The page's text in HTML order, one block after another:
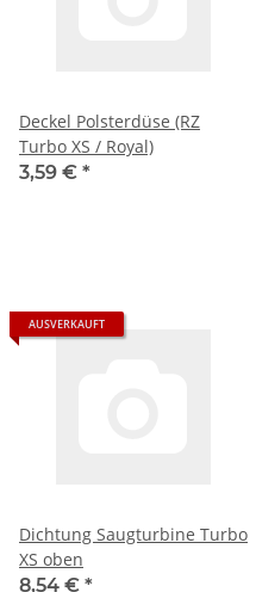
Deckel Polsterdüse (RZ
Turbo XS / Royal)
3,59 € *
AUSVERKAUFT
Dichtung Saugturbine Turbo
XS oben
8,54 € *